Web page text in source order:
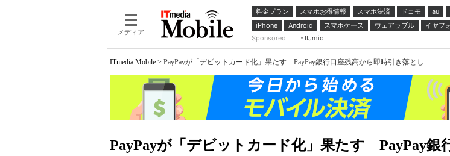
メディア
料金プラン スマホお得情報 スマホ決済 ドコモ au
iPhone
Android スマホケース ウェアラブル イヤフ
Sponsored ｜
IIJmio
ITmedia Mobile > PayPayが「デビットカード化」果たす PayPay銀行口座残高から即時引き落とし
PayPayが「デビットカード化」果たす PayPay銀